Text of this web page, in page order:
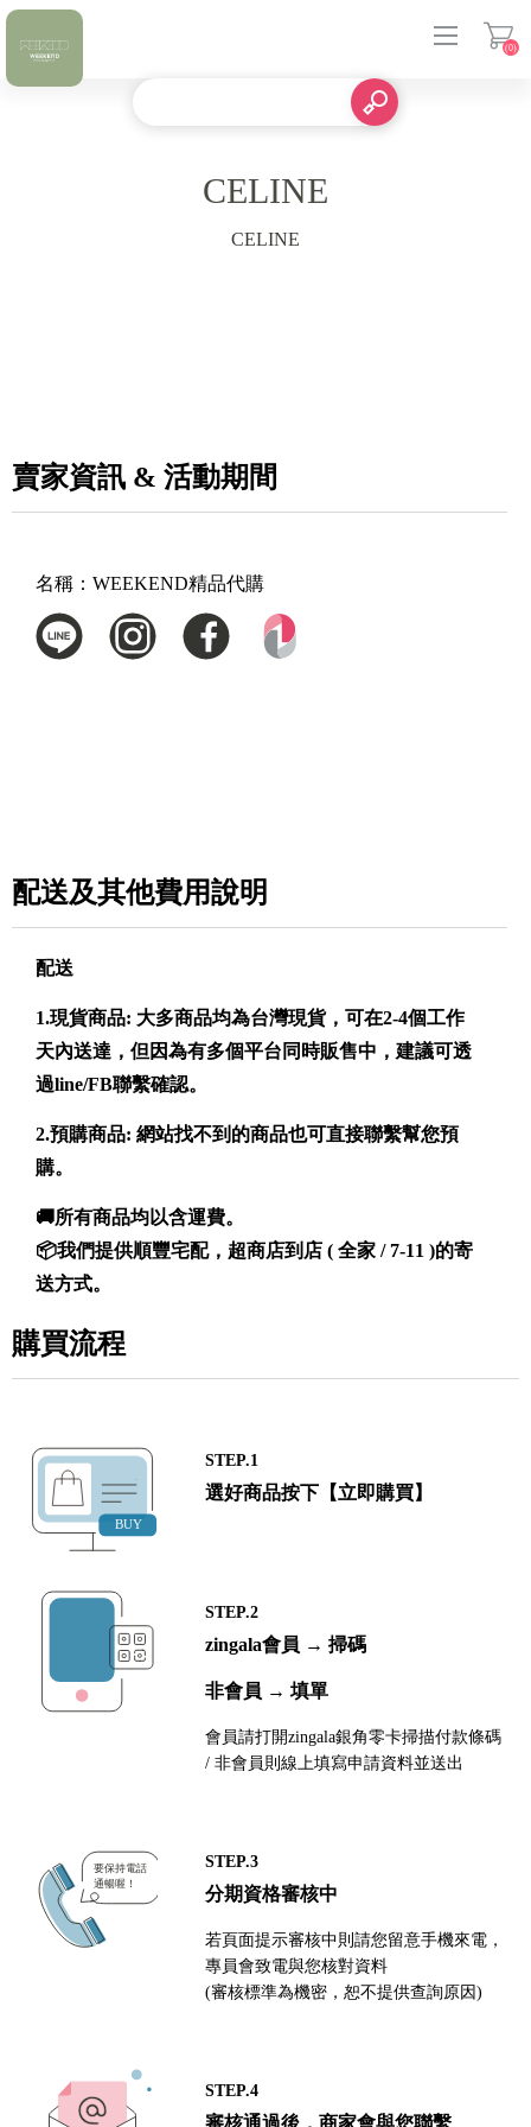
(0)
CELINE
CELINE
賣家資訊 & 活動期間
名稱： WEEKEND精品代購
配送及其他費用說明
配送
1.現貨商品: 大多商品均為台灣現貨，可在2-4個工作
天內送達，但因為有多個平台同時販售中，建議可透
過line/FB聯繫確認。
2.預購商品: 網站找不到的商品也可直接聯繫幫您預
購。
🚚所有商品均以含運費。
📦我們提供順豐宅配，超商店到店 ( 全家 / 7-11 )的寄
送方式。
購買流程
STEP.1
選好商品按下【立即購買】
STEP.2
zingala會員 → 掃碼
非會員 → 填單
會員請打開zingala銀角零卡掃描付款條碼
/ 非會員則線上填寫申請資料並送出
STEP.3
分期資格審核中
若頁面提示審核中則請您留意手機來電，
專員會致電與您核對資料
(審核標準為機密，恕不提供查詢原因)
STEP.4
審核通過後，商家會與您聯繫